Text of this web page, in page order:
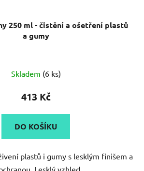
250 ml - čistění a ošetření plastů
a gumy
Skladem (6 ks)
413 Kč
DO KOŠÍKU
plastů i gumy s lesklým finišem a
Lesklý vzhled...